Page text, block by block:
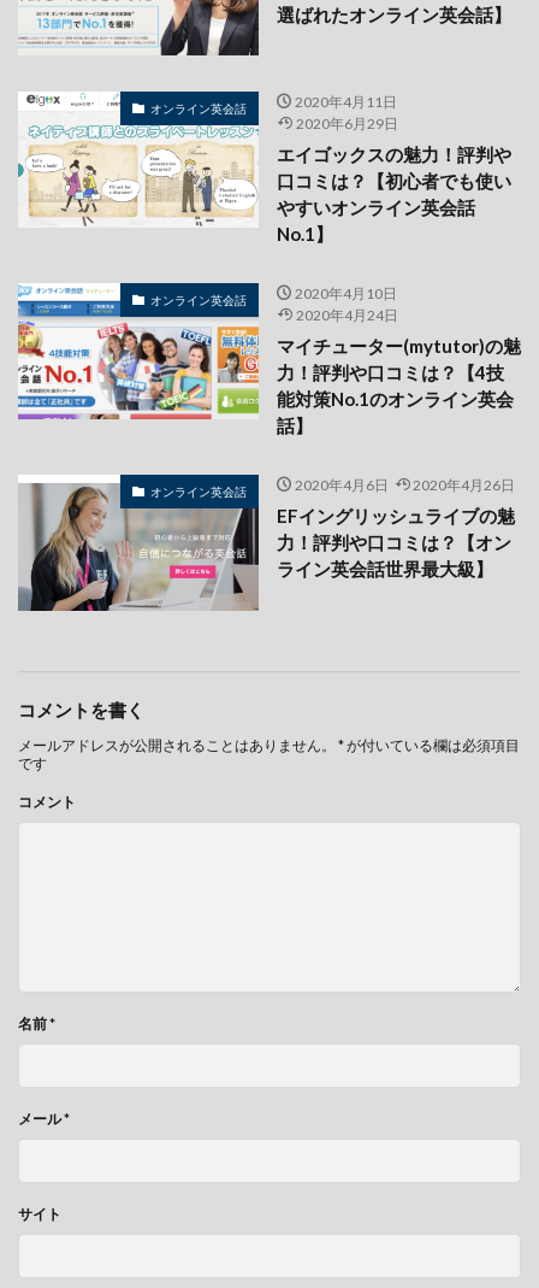
選ばれたオンライン英会話】
オンライン英会話
2020年4月11日
2020年6月29日
エイゴックスの魅力！評判や
口コミは？【初心者でも使い
やすいオンライン英会話
No.1】
オンライン英会話
2020年4月10日
2020年4月24日
マイチューター(mytutor)の魅
力！評判や口コミは？【4技
能対策No.1のオンライン英会
話】
オンライン英会話 2020年4月6日 2020年4月26日
EFイングリッシュライブの魅
力！評判や口コミは？【オン
ライン英会話世界最大級】
コメントを書く
メールアドレスが公開されることはありません。 *が付いている欄は必須項目
です
コメント
名前*
メール*
サイト